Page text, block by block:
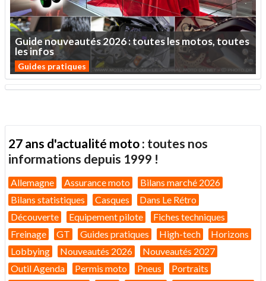
Guidenouveautés2026:touteslesmotos,toutes
lesinfos
Guides pratiques
27 ans d'actualité moto : toutes nos
informations depuis 1999 !
Allemagne Assurance moto
Bilans marché 2026
Bilans statistiques
Casques
Dans Le Rétro
Découverte
Equipement pilote
Fiches techniques
Freinage
GT Guides pratiques High-tech
Horizons
Lobbying
Nouveautés 2026
Nouveautés 2027
Outil Agenda
Permis moto Pneus
Portraits